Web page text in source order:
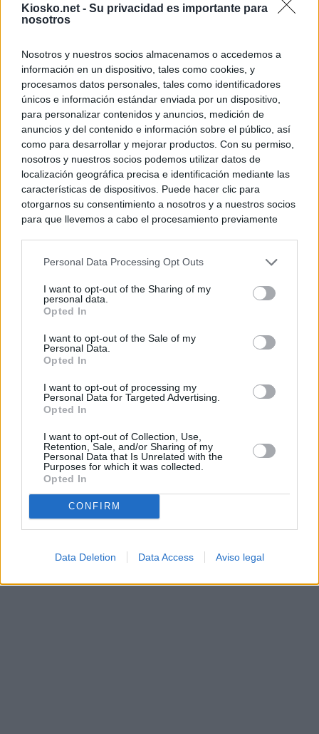
Kiosko.net - Su privacidad es importante para
nosotros
Nosotros y nuestros socios almacenamos o accedemos a
información en un dispositivo, tales como cookies, y
procesamos datos personales, tales como identificadores
únicos e información estándar enviada por un dispositivo,
para personalizar contenidos y anuncios, medición de
anuncios y del contenido e información sobre el público, así
como para desarrollar y mejorar productos. Con su permiso,
nosotros y nuestros socios podemos utilizar datos de
localización geográfica precisa e identificación mediante las
características de dispositivos. Puede hacer clic para
otorgarnos su consentimiento a nosotros y a nuestros socios
para que llevemos a cabo el procesamiento previamente
negar su consentimiento. Tenga en cuenta que algún
de su consentimiento, pero usted tiene el derecho de
rechazar tal procesamiento. Sus preferencias se aplicarán
cualquier momento entrando de nuevo en este sitio web o
visitando nuestra política de privacidad.
Personal Data Processing Opt Outs
I want to opt-out of the Sharing of my
personal data.
Opted In
I want to opt-out of the Sale of my
Personal Data.
Opted In
I want to opt-out of processing my
Personal Data for Targeted Advertising.
Opted In
I want to opt-out of Collection, Use,
Retention, Sale, and/or Sharing of my
Personal Data that Is Unrelated with the
Purposes for which it was collected.
Opted In
CONFIRM
Data Deletion Data Access Aviso legal